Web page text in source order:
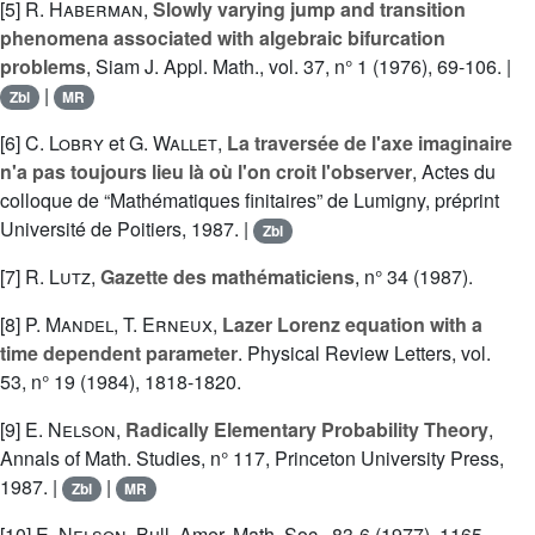
[5] R. Haberman, Slowly varying jump and transition
phenomena associated with algebraic bifurcation
problems, Siam J. Appl. Math., vol. 37, n° 1 (1976), 69-106. |
Zbl | MR
[6]C. LobryetG. Wallet, La traversée de l'axe imaginaire
n'a pas toujours lieu là où l'on croit l'observer, Actes du
colloque de “Mathématiques finitaires” de Lumigny, préprint
Université de Poitiers, 1987. |
Zbl
[7] R. Lutz, Gazette des mathématiciens, n° 34 (1987).
[8] P. Mandel, T. Erneux, Lazer Lorenz equation with a
time dependent parameter. Physical Review Letters, vol.
53, n° 19 (1984), 1818-1820.
[9] E. Nelson, Radically Elementary Probability Theory,
Annals of Math. Studies, n° 117, Princeton University Press,
1987. |
Zbl | MR